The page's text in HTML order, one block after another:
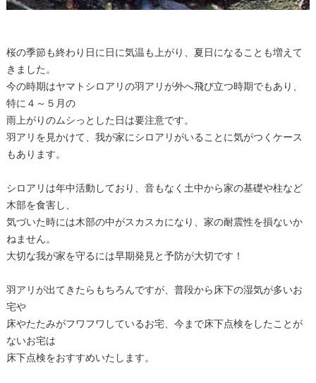
桜の季節も終わり日に日に気温も上がり、夏日になることも増えて
きました。
今の時期はヤマトシロアリの羽アリが外へ飛び立つ時期でもあり、
特に４～５月の
雨上がりのムシっとした日は要注意です。
羽アリを見かけて、我が家にシロアリがいることに気がつくケース
もあります。
シロアリは年中活動しており、音もなく土中から家の基礎や柱など
木部を食害し、
気づいた時には木部の中がスカスカになり、家の耐震性を損ないか
ねません。
大切な我が家を守るには早期発見と予防が大切です！
羽アリが出てきたらもちろんですが、普段から床下の湿気が多いお
宅や
床やたたみがフワフワしているお宅、今まで床下点検をしたことが
ないお宅は
床下点検をおすすめいたします。